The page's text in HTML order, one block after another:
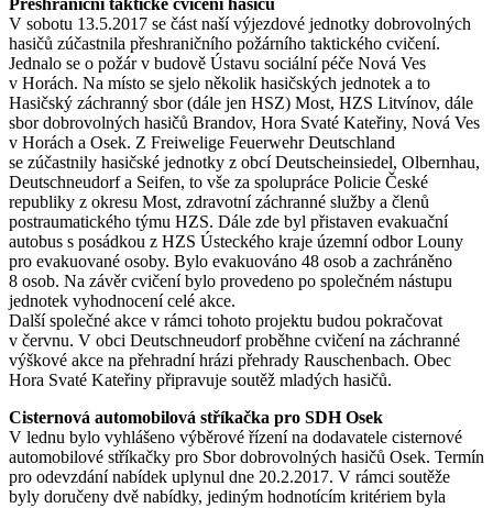
V sobotu 13.5.2017 se část naší výjezdové jednotky dobrovolných
hasičů zúčastnila přeshraničního požárního taktického cvičení.
Jednalo se o požár v budově Ústavu sociální péče Nová Ves
v Horách. Na místo se sjelo několik hasičských jednotek a to
Hasičský záchranný sbor (dále jen HSZ) Most, HZS Litvínov, dále
sbor dobrovolných hasičů Brandov, Hora Svaté Kateřiny, Nová Ves
v Horách a Osek. Z Freiwelige Feuerwehr Deutschland
se zúčastnily hasičské jednotky z obcí Deutscheinsiedel, Olbernhau,
Deutschneudorf a Seifen, to vše za spolupráce Policie České
republiky z okresu Most, zdravotní záchranné služby a členů
postraumatického týmu HZS. Dále zde byl přistaven evakuační
autobus s posádkou z HZS Ústeckého kraje územní odbor Louny
pro evakuované osoby. Bylo evakuováno 48 osob a zachráněno
8 osob. Na závěr cvičení bylo provedeno po společném nástupu
jednotek vyhodnocení celé akce.
Další společné akce v rámci tohoto projektu budou pokračovat
v červnu. V obci Deutschneudorf proběhne cvičení na záchranné
výškové akce na přehradní hrázi přehrady Rauschenbach. Obec
Hora Svaté Kateřiny připravuje soutěž mladých hasičů.
Cisternová automobilová stříkačka pro SDH Osek
V lednu bylo vyhlášeno výběrové řízení na dodavatele cisternové
automobilové stříkačky pro Sbor dobrovolných hasičů Osek. Termín
pro odevzdání nabídek uplynul dne 20.2.2017. V rámci soutěže
byly doručeny dvě nabídky, jediným hodnotícím kritériem byla